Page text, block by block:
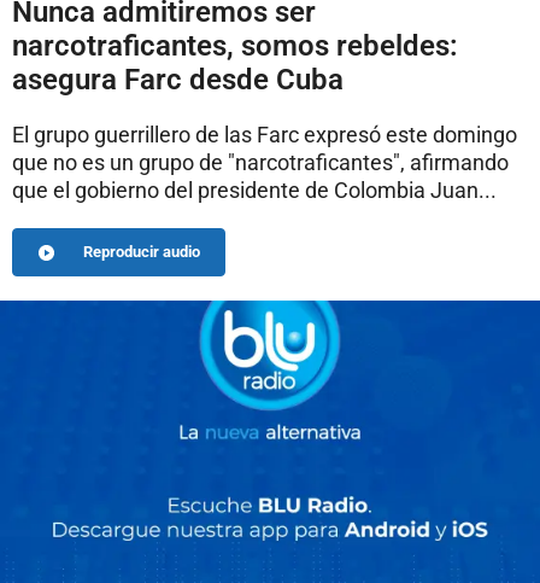
Nunca admitiremos ser
narcotraficantes, somos rebeldes:
asegura Farc desde Cuba
El grupo guerrillero de las Farc expresó este domingo
que no es un grupo de "narcotraficantes", afirmando
que el gobierno del presidente de Colombia Juan...
Reproducir audio